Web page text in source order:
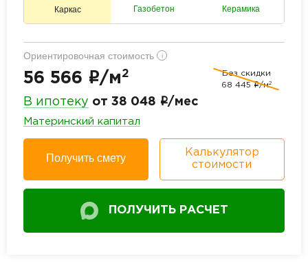
Каркас Газобетон Керамика
Ориентировочная стоимость i
56 566 i/м 2
Без скидки
68 445 i/м2
В ипотеку от 38 048 i/мес
Материнский капитал
Получить смету
Калькулятор
стоимости
ПОЛУЧИТЬ РАСЧЕТ